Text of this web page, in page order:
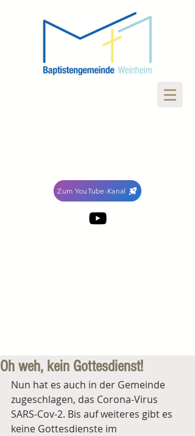
Zum YouTube-Kanal
Oh weh, kein Gottesdienst!
Nun hat es auch in der Gemeinde
zugeschlagen, das Corona-Virus
SARS-Cov-2. Bis auf weiteres gibt es
keine Gottesdienste im